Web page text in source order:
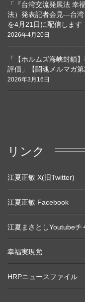
「『台湾交流発展法 幸
法）発表記者会見―台湾
を4月21日に配信します
2026年4月20日
「【ホルムズ海峡封鎖
評価」【闘魂メルマガ
2026年3月16日
リンク
江夏正敏 X(旧Twitter)
江夏正敏 Facebook
江夏まさとしYoutubeチ
幸福実現党
HRPニュースファイル